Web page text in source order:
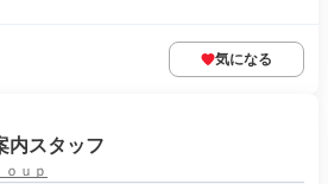
気になる
内スタッフ
ｕｐ